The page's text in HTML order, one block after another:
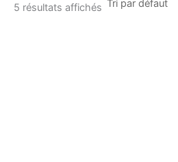
5 résultats affichés